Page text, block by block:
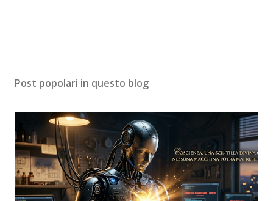
Post popolari in questo blog